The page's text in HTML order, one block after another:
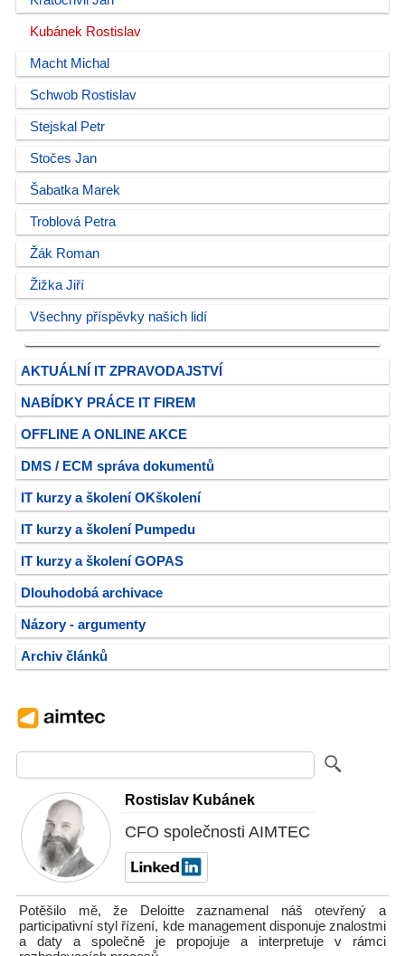
Kubánek Rostislav
Macht Michal
Schwob Rostislav
Stejskal Petr
Stočes Jan
Šabatka Marek
Troblová Petra
Žák Roman
Žižka Jiří
Všechny příspěvky našich lidí
AKTUÁLNÍ IT ZPRAVODAJSTVÍ
NABÍDKY PRÁCE IT FIREM
OFFLINE A ONLINE AKCE
DMS / ECM správa dokumentů
IT kurzy a školení OKškolení
IT kurzy a školení Pumpedu
IT kurzy a školení GOPAS
Dlouhodobá archivace
Názory - argumenty
Archiv článků
Rostislav Kubánek
CFO společnosti AIMTEC
Potěšilo mě, že Deloitte zaznamenal náš otevřený a
participativní styl řízení, kde management disponuje znalostmi
a daty a společně je propojuje a interpretuje v rámci